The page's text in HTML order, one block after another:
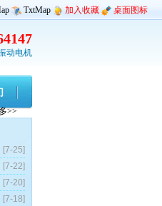
TxtMap 加入收藏 桌面图标
动电机
>>
[7-25]
[7-22]
[7-20]
[7-18]